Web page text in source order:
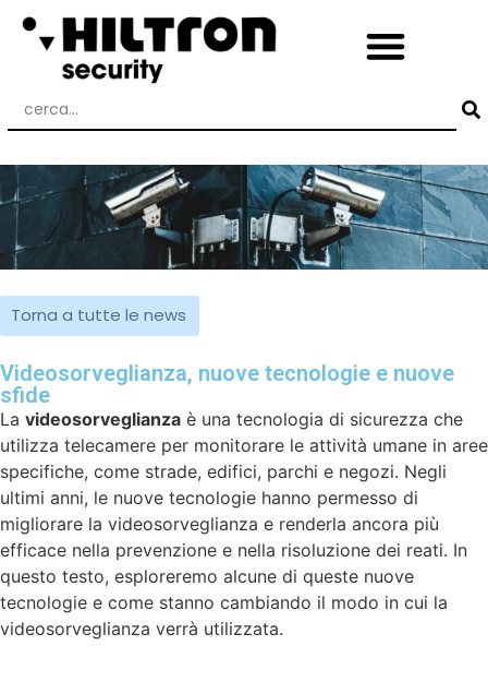
Torna a tutte le news
Videosorveglianza, nuove tecnologie e nuove
sfide
La videosorveglianza è una tecnologia di sicurezza che
utilizza telecamere per monitorare le attività umane in aree
specifiche, come strade, edifici, parchi e negozi. Negli
ultimi anni, le nuove tecnologie hanno permesso di
migliorare la videosorveglianza e renderla ancora più
efficace nella prevenzione e nella risoluzione dei reati. In
questo testo, esploreremo alcune di queste nuove
tecnologie e come stanno cambiando il modo in cui la
videosorveglianza verrà utilizzata.